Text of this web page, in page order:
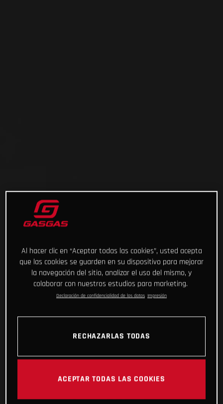
Al hacer clic en “Aceptar todas las cookies”, usted acepta
que las cookies se guarden en su dispositivo para mejorar
la navegación del sitio, analizar el uso del mismo, y
colaborar con nuestros estudios para marketing.
Declaración de confidencialidad de los datos Impresión
RECHAZARLAS TODAS
ACEPTAR TODAS LAS COOKIES